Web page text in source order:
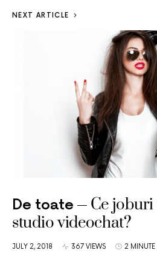
NEXT ARTICLE
De toate
Ce
studio videochat?
JULY 2, 2018 367 VIEWS 2 MINUTE